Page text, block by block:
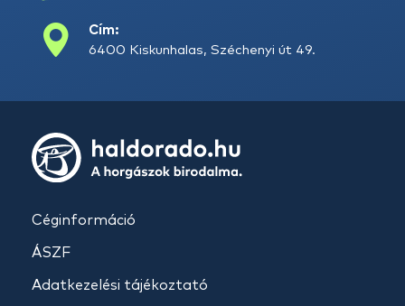
Cím:
6400 Kiskunhalas, Széchenyi út 49.
Céginformáció
ÁSZF
Adatkezelési tájékoztató